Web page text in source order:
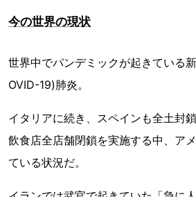
今の世界の現状
世界中でパンデミックが起きている
OVID-19)肺炎。
イタリアに続き、スペインも全土封
飲食店全店舗閉鎖を実施する中、ア
ている状況だ。